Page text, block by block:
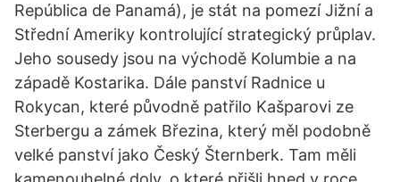
República de Panamá), je stát na pomezí Jižní a
Střední Ameriky kontrolující strategický průplav.
Jeho sousedy jsou na východě Kolumbie a na
západě Kostarika. Dále panství Radnice u
Rokycan, které původně patřilo Kašparovi ze
Sterbergu a zámek Březina, který měl podobně
velké panství jako Český Šternberk. Tam měli